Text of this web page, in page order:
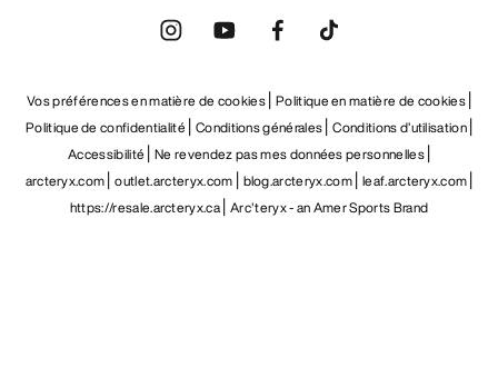
Vos préférences en matière de cookies Politique en matière de cookies
Politique de confidentialité Conditions générales Conditions d’utilisation
Accessibilité Ne revendez pas mes données personnelles
arcteryx.com outlet.arcteryx.com blog.arcteryx.com leaf.arcteryx.com
https://resale.arcteryx.ca Arc'teryx - an Amer Sports Brand